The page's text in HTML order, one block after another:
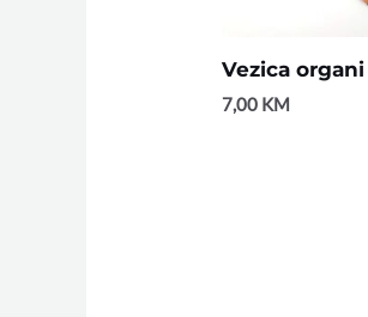
Vezica organi
7,00 KM